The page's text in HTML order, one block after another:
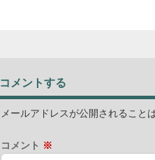
コメントする
メールアドレスが公開されること
コメント ※